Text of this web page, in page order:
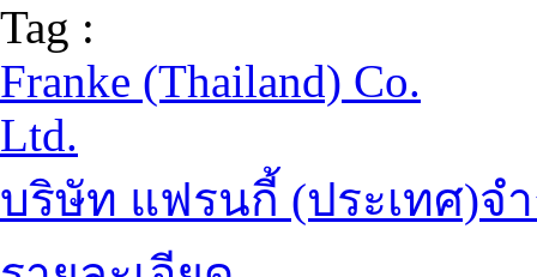
Tag :
Franke (Thailand) Co.
Ltd.
บริษัท แฟรนกี้ (ประเทศ)จ